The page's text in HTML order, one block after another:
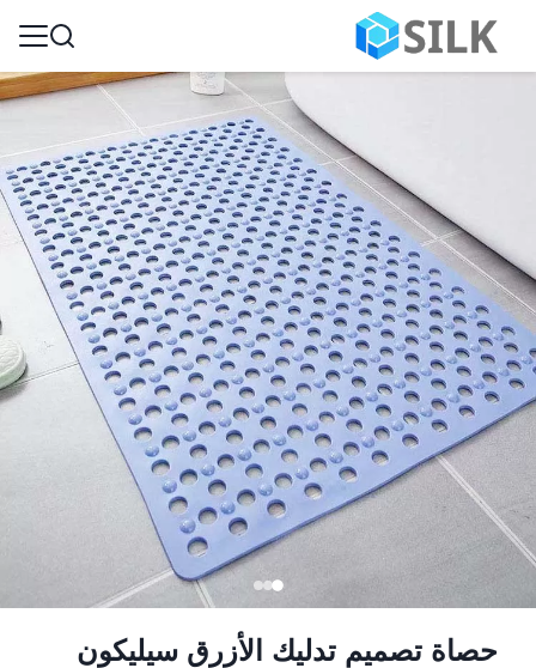
حصاة تصميم تدليك الأزرق سيليكون